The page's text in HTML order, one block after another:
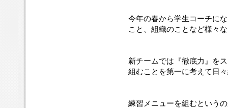
今年の春から学生コーチに
こと、組織のことなど様々
新チームでは『徹底力』を
組むことを第一に考えて日
練習メニューを組むという